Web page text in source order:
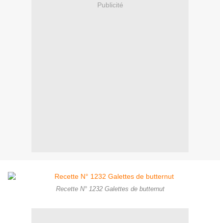
Publicité
Recette N° 1232 Galettes de butternut